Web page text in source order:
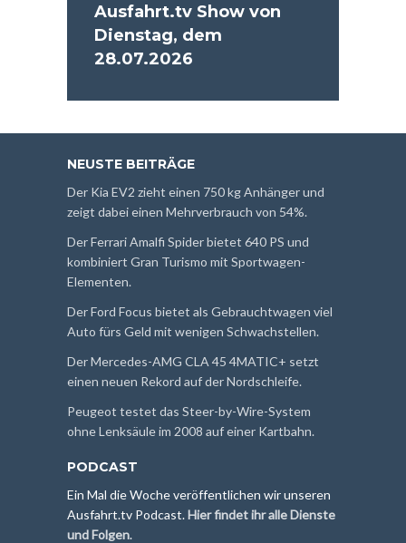
Ausfahrt.tv Show von
Dienstag, dem
28.07.2026
NEUSTE BEITRÄGE
Der Kia EV2 zieht einen 750 kg Anhänger und
zeigt dabei einen Mehrverbrauch von 54%.
Der Ferrari Amalfi Spider bietet 640 PS und
kombiniert Gran Turismo mit Sportwagen-
Elementen.
Der Ford Focus bietet als Gebrauchtwagen viel
Auto fürs Geld mit wenigen Schwachstellen.
Der Mercedes-AMG CLA 45 4MATIC+ setzt
einen neuen Rekord auf der Nordschleife.
Peugeot testet das Steer-by-Wire-System
ohne Lenksäule im 2008 auf einer Kartbahn.
PODCAST
Ein Mal die Woche veröffentlichen wir unseren
Ausfahrt.tv Podcast.Hier findet ihr alle Dienste
und Folgen.